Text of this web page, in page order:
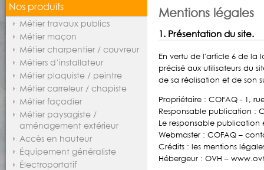
Mentions légales
1. Présentation du site.
En vertu de l'article 6 de la
précisé aux utilisateurs du
de sa réalisation et de son
Propriétaire : COFAQ - 1,
Responsable publication :
Le responsable publication
Webmaster : COFAQ –
Crédits : les mentions
Hébergeur : OVH –
Nos produits
Métier travaux publics
Métier maçon
Métier charpentier / couvreur
Métiers d’installateur
Métier plaquiste / peintre
Métier carreleur / chapiste
Métier façadier
Métier paysagiste /
aménagement extérieur
Accès en hauteur
Équipement généraliste
Électroportatif